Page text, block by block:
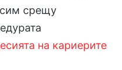
срещу
на кариерите